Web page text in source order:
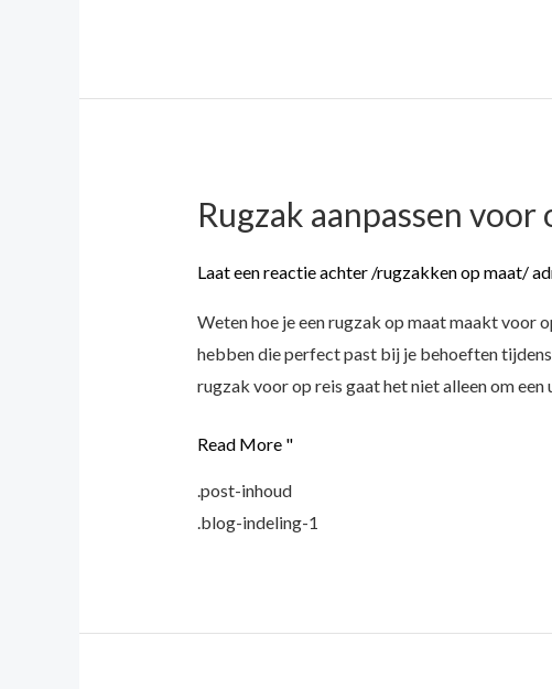
Rugzak aanpassen voor
Laat een reactie achter /rugzakken op maat/
Weten hoe je een rugzak op maat maakt voor
hebben die perfect past bij je behoeften tijdens
rugzak voor op reis gaat het niet alleen om
Rugzak
voor
Read More "
.post-inhoud
.blog-indeling-1